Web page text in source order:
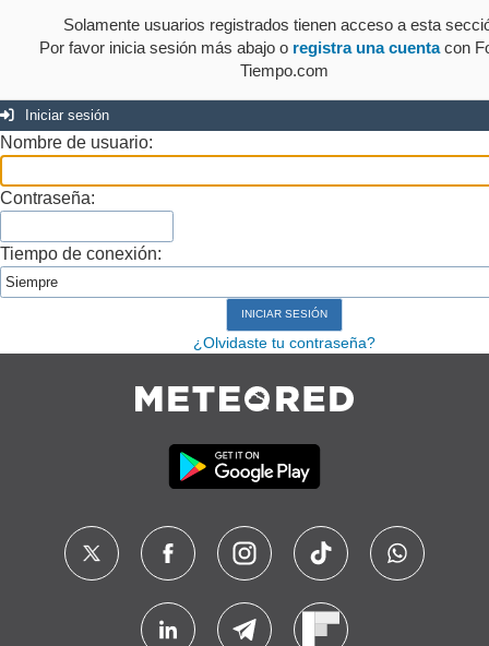
Solamente usuarios registrados tienen acceso a esta
Por favor inicia sesión más abajo o registra una cuentacon
Tiempo.com
Iniciar sesión
Nombre de usuario:
Contraseña:
Tiempo de conexión:
¿Olvidaste tu contraseña?